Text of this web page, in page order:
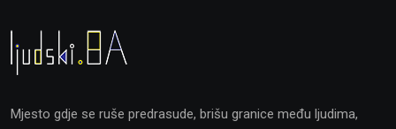
Mjesto gdje se ruše predrasude, brišu granice među ljudima,